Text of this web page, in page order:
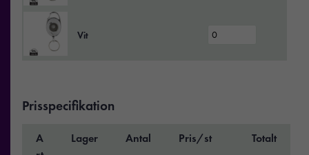
Vit
Prisspecifikation
A
Lager Antal Pris/st Totalt